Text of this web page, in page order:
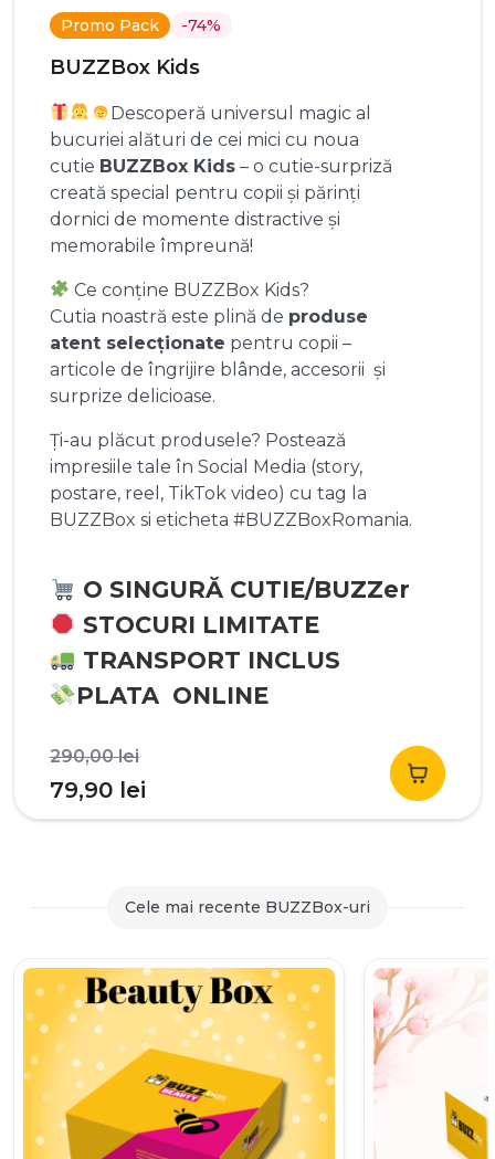
Promo Pack -74%
BUZZBox Kids
Descoperă universul magic al
bucuriei alături de cei mici cu noua
cutie BUZZBox Kids – o cutie-surpriză
creată special pentru copii și părinți
dornici de momente distractive și
memorabile împreună!
Ce conține BUZZBox Kids?
Cutia noastră este plină de produse
atent selecționate pentru copii –
articole de îngrijire blânde, accesorii și
surprize delicioase.
Ți-au plăcut produsele? Postează
impresiile tale în Social Media (story,
postare, reel, TikTok video) cu tag la
BUZZBox si eticheta #BUZZBoxRomania.
O SINGURĂ CUTIE/BUZZer
STOCURI LIMITATE
TRANSPORT INCLUS
PLATA ONLINE
290,00leiPrețul
inițial
a
290,00 lei.
79,90 lei
curent
79,90 lei.
Cele mai recente BUZZBox-uri